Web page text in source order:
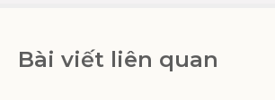
Bài viết liên quan